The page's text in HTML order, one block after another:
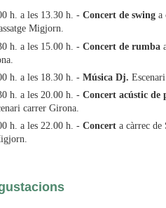
h. a les 13.30 h. - Concert de swinga
Migjorn.
h. a les 15.00 h. - Concert de rumba
h. a les 18.30 h. - Música Dj.
h. a les 20.00 h. - Concert acústic de
carrer Girona.
h. a les 22.00 h. - Concerta càrrec de